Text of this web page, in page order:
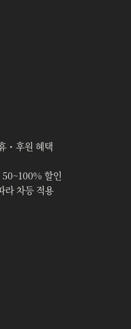
・후원 혜택
할인
라 차등 적용